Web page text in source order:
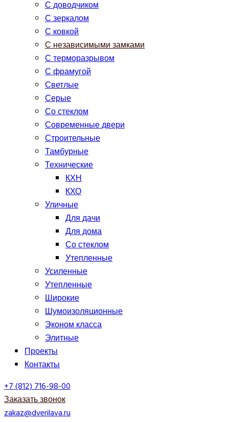
С доводчиком
С зеркалом
С ковкой
С независимыми замками
С терморазрывом
С фрамугой
Светлые
Серые
Со стеклом
Современные двери
Строительные
Тамбурные
Технические
КХН
КХО
Уличные
Для дачи
Для дома
Со стеклом
Утепленные
Усиленные
Утепленные
Широкие
Шумоизоляционные
Эконом класса
Элитные
Проекты
Контакты
+7 (812) 716-98-00
Заказать звонок
zakaz@dverilava.ru